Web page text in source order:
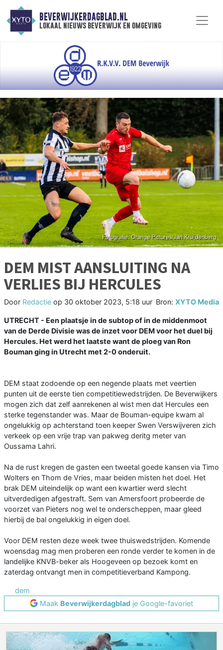
BEVERWIJKERDAGBLAD.NL
lokaal nieuws beverwijk en omgeving
DEM MIST AANSLUITING NA
VERLIES BIJ HERCULES
Door Redactie op 30 oktober 2023, 5:18 uur Bron: XYTO Media
UTRECHT - Een plaatsje in de subtop of in de middenmoot
van de Derde Divisie was de inzet voor DEM voor het duel bij
Hercules. Het werd het laatste want de ploeg van Ron
Bouman ging in Utrecht met 2-0 onderuit.
DEM staat zodoende op een negende plaats met veertien
punten uit de eerste tien competitiewedstrijden. De Beverwijkers
mogen zich dat zelf aanrekenen al wist men dat Hercules een
sterke tegenstander was. Maar de Bouman-equipe kwam al
ongelukkig op achterstand toen keeper Swen Verswijveren zich
verkeek op een vrije trap van pakweg deritg meter van
Oussama Lahri.
Na de rust kregen de gasten een tweetal goede kansen via Timo
Wolters en Thom de Vries, maar beiden misten het doel. Het
brak DEM uiteindelijk op want een kwartier werd slecht
uitverdedigen afgestraft. Sem van Amersfoort probeerde de
voorzet van Pieters nog wel te onderscheppen, maar gleed
hierbij de bal ongelukkig in eigen doel.
Voor DEM resten deze week twee thuiswedstrijden. Komende
woensdag mag men proberen een ronde verder te komen in de
landelijke KNVB-beker als Hoogeveen op bezoek komt en
zaterdag ontvangt men in competitieverband Kampong.
dem
Maak Beverwijkerdagblad je Google-favoriet